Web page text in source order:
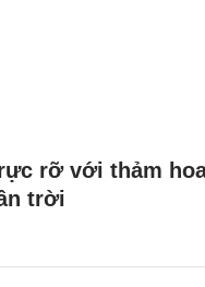
rỡ với thảm
trời